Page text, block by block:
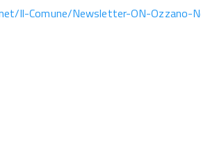
Il-Comune/Newsletter-ON-Ozzano-